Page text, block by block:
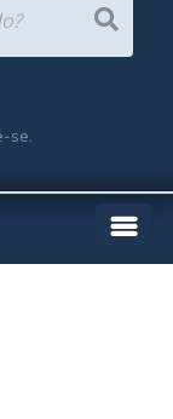
se.